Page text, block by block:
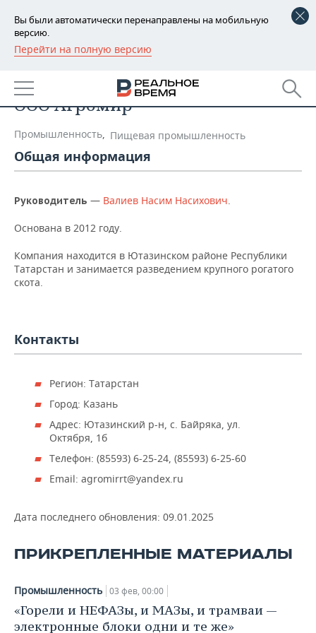
Вы были автоматически перенаправлены на мобильную
версию.
Перейти на полную версию
РЕГИОНЫ
БАШКОРТОСТАН
ТАТАРСТАН
УДМУРТИЯ
НОВОСТИ
АНАЛИТИКА
НОВОСТИ АНАЛИТИКИ
КОМУ ПРИНАДЛЕЖАТ
ТОРГОВЫЕ ЦЕНТРЫ
ЭКОНОМИКА
БЮДЖЕТ
ПРОМЫШЛЕННОСТИ
АГРОПРОМ
МАШИНОСТРОЕНИЕ
НЕФТЬ
ОПК
ЭНЕРГЕТИКА
НОВОСТИ АВТО
БИЗНЕС
РОЗНИЧНАЯ ТОРГОВЛЯ
УСЛУГИ
НОВОСТИ ТЕХНОЛОГИЙ
МЕДИА
ТЕЛЕКОММУНИКАЦИИ
МЕРОПРИЯТИЯ
ВЫЕЗДНАЯ РЕДАКЦИЯ
БИЗНЕС-БРАНЧИ
ONLINE-КОНФЕРЕНЦИИ
НОВОСТИ СПОРТА
ФУТБОЛ
ХОККЕЙ
ФИГУРНОЕ КАТАНИЕ
ОБЩЕСТВО
НОВОСТИ ОБЩЕСТВА
ВЛАСТЬ
МЕДИЦИНА
ФОТОГАЛЕРЕЯ
СЮЖЕТЫ
ООО Агромир
Промышленность, Пищевая промышленность
Общая информация
Руководитель — Валиев Насим Насихович
Основана в 2012 году.
Компания находится в Ютазинском районе Республики
Татарстан и занимается разведением крупного рогатого
скота.
Контакты
Регион: Татарстан
Город: Казань
Адрес: Ютазинский р-н, с. Байряка, ул.
Октября, 1б
Телефон: (85593) 6-25-24, (85593) 6-25-60
Email: agromirrt@yandex.ru
Дата последнего обновления: 09.01.2025
ПРИКРЕПЛЕННЫЕ МАТЕРИАЛЫ
Промышленность 03 фев, 00:00
«Горели и НЕФАЗы, и МАЗы, и трамваи —
электронные блоки одни и те же»